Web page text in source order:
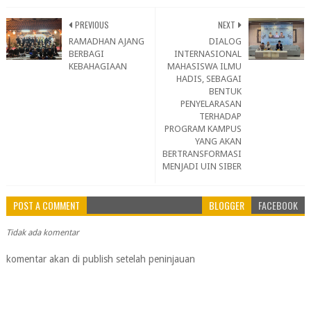
NEXT
DIALOG
INTERNASIONAL
MAHASISWA ILMU
HADIS, SEBAGAI
BENTUK
PENYELARASAN
TERHADAP
PROGRAM KAMPUS
YANG AKAN
BERTRANSFORMASI
MENJADI UIN SIBER
PREVIOUS
RAMADHAN AJANG
BERBAGI
KEBAHAGIAAN
POST A COMMENT BLOGGER FACEBOOK
Tidak ada komentar
komentar akan di publish setelah peninjauan